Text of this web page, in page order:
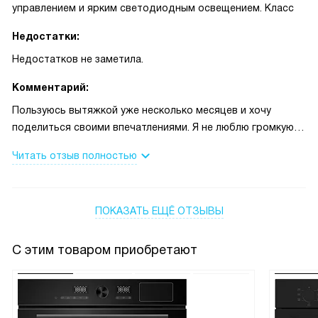
управлением и ярким светодиодным освещением. Класс
Недостатки:
Недостатков не заметила.
Комментарий:
Пользуюсь вытяжкой уже несколько месяцев и хочу
поделиться своими впечатлениями. Я не люблю громкую
часто готовлю завтрак, когда дом ещё спит. Эта модель
понятные, пальцем нажимаются легко, даже если руки
ровный свет над плитой, и теперь я меньше включаю
Однажды готовила рыбу для гостей, и запах обычно
долго держался. Я включила вытяжку на более высокую
Читать отзыв полностью
ПОКАЗАТЬ ЕЩЁ ОТЗЫВЫ
С этим товаром приобретают